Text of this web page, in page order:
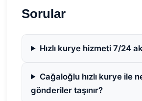
Sorular
Hızlı kurye hizmeti 7/24
Cağaloğlu hızlı kurye ile
gönderiler taşınır?